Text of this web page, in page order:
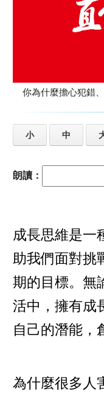
你為什麼擔心犯錯
小 中
朗讀：
成長思維是一
助我們面對挑
期的目標。無
活中，擁有成
自己的潛能，
為什麼很多人